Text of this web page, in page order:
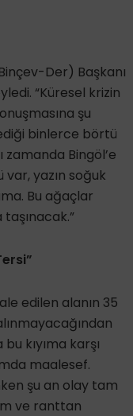
Der) Başkanı
“Küresel krizin
şu
binlerce börtü
zamanda Bingöl’e
yazın soğuk
Bu ağaçlar
edilen alanın 35
kıyıma karşı
maalesef.
şu an olay tam
ve ranttan